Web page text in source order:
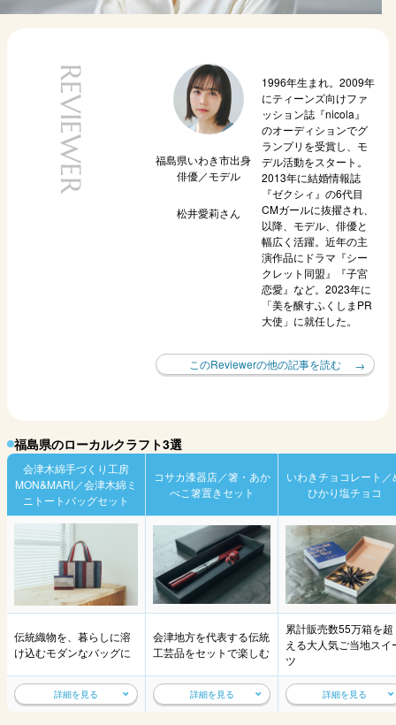
REVIEWER
福島県いわき市出身
俳優／モデル
松井愛莉さん
1996年生まれ。2009年
にティーンズ向けファ
ッション誌『nicola』
のオーディションでグ
ランプリを受賞し、モ
デル活動をスタート。
2013年に結婚情報誌
『ゼクシィ』の6代目
CMガールに抜擢され、
以降、モデル、俳優と
幅広く活躍。近年の主
演作品にドラマ『シー
クレット同盟』『子宮
恋愛』など。2023年に
「美を醸すふくしまPR
大使」に就任した。
このReviewerの他の記事を読む
福島県のローカルクラフト3選
会津木綿手づくり工房
MON&MARI／会津木綿ミ
ニトートバッグセット
コサカ漆器店／箸・あか
べこ箸置きセット
いわきチョコレート／
ひかり塩チョコ
伝統織物を、暮らしに溶
け込むモダンなバッグに
会津地方を代表する伝統
工芸品をセットで楽しむ
累計販売数55万箱を超
える大人気ご当地スイ
ツ
詳細を見る 詳細を見る 詳細を見る